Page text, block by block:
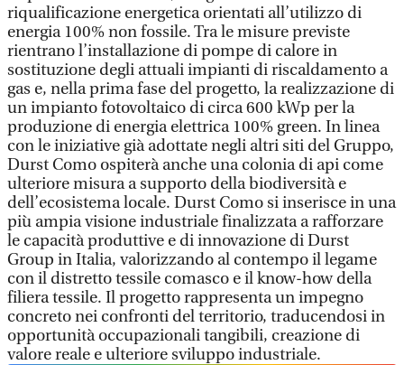
riqualificazione energetica orientati all’utilizzo di
energia 100% non fossile. Tra le misure previste
rientrano l’installazione di pompe di calore in
sostituzione degli attuali impianti di riscaldamento a
gas e, nella prima fase del progetto, la realizzazione di
un impianto fotovoltaico di circa 600 kWp per la
produzione di energia elettrica 100% green. In linea
con le iniziative già adottate negli altri siti del Gruppo,
Durst Como ospiterà anche una colonia di api come
ulteriore misura a supporto della biodiversità e
dell’ecosistema locale. Durst Como si inserisce in una
più ampia visione industriale finalizzata a rafforzare
le capacità produttive e di innovazione di Durst
Group in Italia, valorizzando al contempo il legame
con il distretto tessile comasco e il know-how della
filiera tessile. Il progetto rappresenta un impegno
concreto nei confronti del territorio, traducendosi in
opportunità occupazionali tangibili, creazione di
valore reale e ulteriore sviluppo industriale.